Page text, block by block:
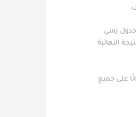
زمني
النهائية
على جميع